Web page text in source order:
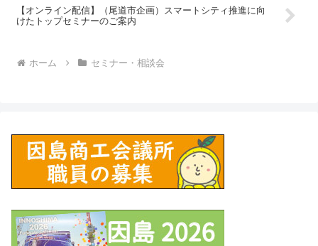
【オンライン配信】（尾道市企画）スマートシティ推進に向
けたトップセミナーのご案内
ホーム セミナー・相談会